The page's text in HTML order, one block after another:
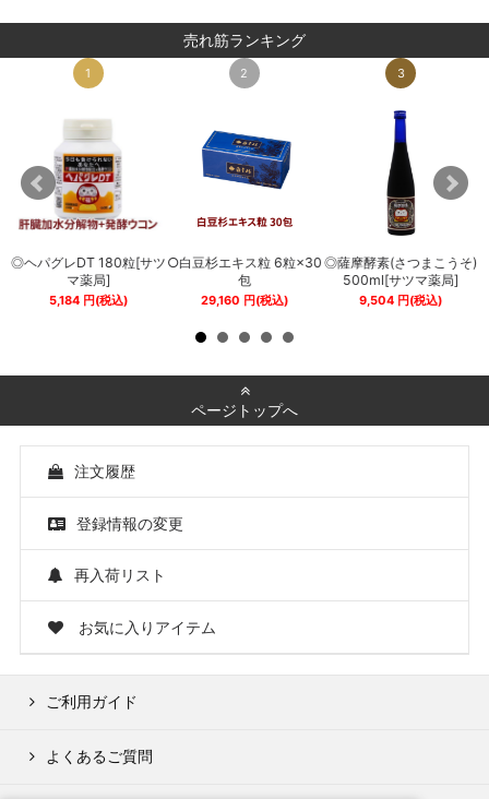
売れ筋ランキング
1
◎ヘパグレDT 180粒[サツ
マ薬局]
5,184円 (税込)
2
○白豆杉エキス粒 6粒×30
包
29,160 円 (税込)
3
◎薩摩酵素(さつまこうそ)
500ml[サツマ薬局]
9,504 円 (税込)
ページトップへ
注文履歴
登録情報の変更
再入荷リスト
お気に入りアイテム
ご利用ガイド
よくあるご質問